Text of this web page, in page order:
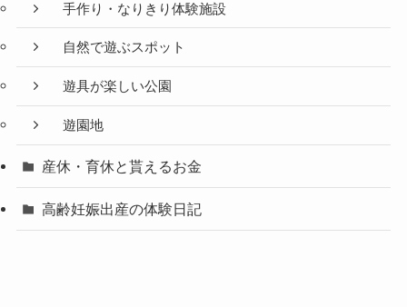
手作り・なりきり体験施設
自然で遊ぶスポット
遊具が楽しい公園
遊園地
産休・育休と貰えるお金
高齢妊娠出産の体験日記